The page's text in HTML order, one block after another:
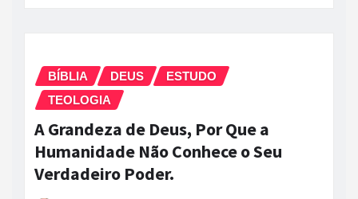
BÍBLIA DEUS
ESTUDO
TEOLOGIA
A Grandeza de Deus, Por Que a
Humanidade Não Conhece o Seu
Verdadeiro Poder.